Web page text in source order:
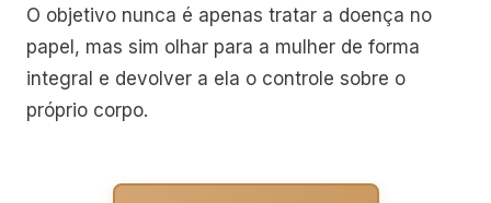
O objetivo nunca é apenas tratar a doença no
papel, mas sim olhar para a mulher de forma
integral e devolver a ela o controle sobre o
próprio corpo.